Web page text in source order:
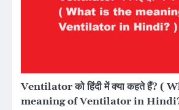
Ventilator को हिंदी में क्या कहते हैं? (
meaning of Ventilator in